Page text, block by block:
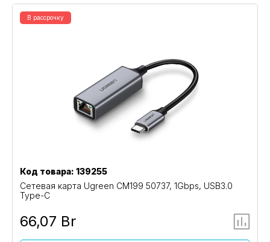
В рассрочку
Код товара: 139255
Сетевая карта Ugreen CM199 50737, 1Gbps, USB3.0
Type-C
66,07 Br